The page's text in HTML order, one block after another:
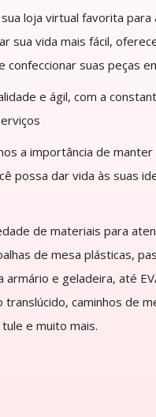
loja virtual favorita para
sua vida mais fácil,
confeccionar suas peças
e ágil, com a
a importância de
possa dar vida às suas
de materiais para
de mesa plásticas,
e geladeira, até
translúcido, caminhos de
e muito mais.